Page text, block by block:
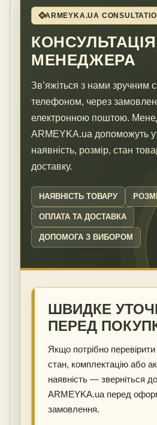
ARMEYKA.UA
КОНСУЛЬТАЦІЯ
МЕНЕДЖЕРА
Зв’яжіться з нами зручним
телефоном, через
електронною поштою.
ARMEYKA.ua допоможуть
наявність, розмір, стан
доставку.
НАЯВНІСТЬ ТОВАРУ
ОПЛАТА ТА ДОСТАВКА
ДОПОМОГА З ВИБОРОМ
ШВИДКЕ
ПЕРЕД
Якщо потрібно перевірити
стан, комплектацію або
наявність — зверніться
ARMEYKA.ua перед
замовлення.